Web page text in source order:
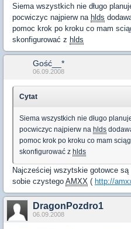
Siema wszystkich nie długo
pocwiczyc najpierw na hlds
pomoc krok po kroku co mam
skonfigurować z hlds
Gość__*
06.09.2008
Cytat
Siema wszystkich nie długo
pocwiczyc najpierw na hlds
pomoc krok po kroku co mam
skonfigurować z hlds
Najcześciej wszytskie gotowce
sobie czystego AMXX ( http://
DragonPozdro1
06.09.2008